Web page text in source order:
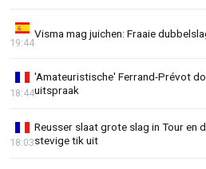
Visma mag juichen: Fraaie
19:44
'Amateuristische' Ferrand-Prévot
uitspraak
18:44
Reusser slaat grote slag in Tour en
stevige tik uit
18:03